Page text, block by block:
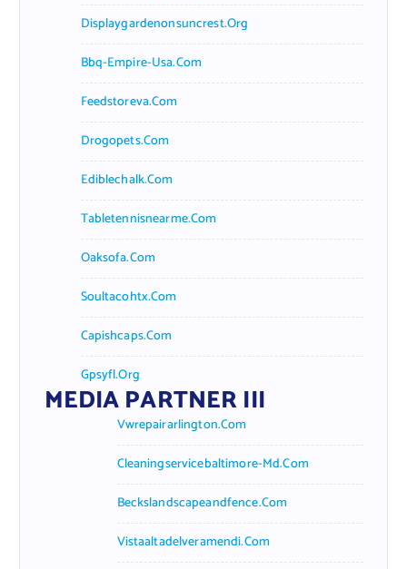
Displaygardenonsuncrest.org
Bbq-Empire-Usa.com
Feedstoreva.com
Drogopets.com
Ediblechalk.com
Tabletennisnearme.com
Oaksofa.com
Soultacohtx.com
Capishcaps.com
Gpsyfl.org
MEDIA PARTNER III
Vwrepairarlington.com
Cleaningservicebaltimore-Md.com
Beckslandscapeandfence.com
Vistaaltadelveramendi.com